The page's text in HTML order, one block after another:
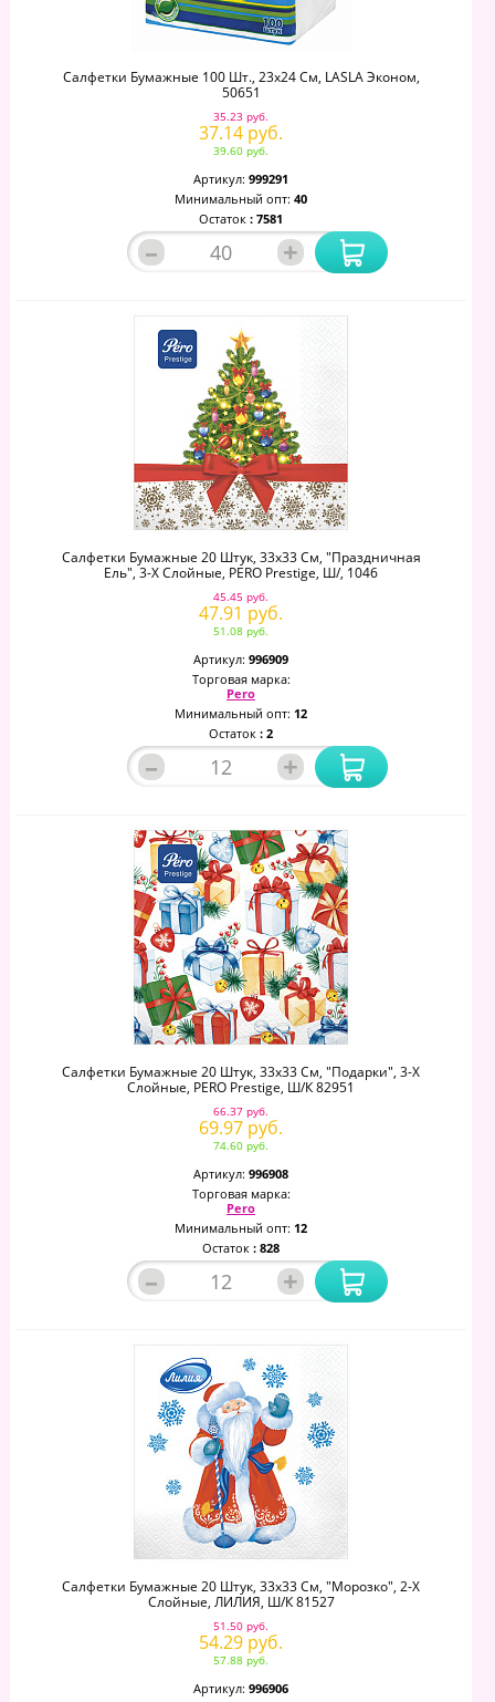
Салфетки Бумажные 100 Шт., 23х24 См, LASLA Эконом,
50651
35.23 руб.
37.14 руб.
39.60 руб.
Артикул: 999291
Минимальный опт: 40
Остаток : 7581
– +
Салфетки Бумажные 20 Штук, 33х33 См, "Праздничная
Ель", 3-Х Слойные, PERO Prestige, Ш/, 1046
45.45 руб.
47.91 руб.
51.08 руб.
Артикул: 996909
Торговая марка:
Pero
Минимальный опт: 12
Остаток : 2
– +
Салфетки Бумажные 20 Штук, 33х33 См, "Подарки", 3-Х
Слойные, PERO Prestige, Ш/к 82951
66.37 руб.
69.97 руб.
74.60 руб.
Артикул: 996908
Торговая марка:
Pero
Минимальный опт: 12
Остаток : 828
– +
Салфетки Бумажные 20 Штук, 33х33 См, "Морозко", 2-Х
Слойные, ЛИЛИЯ, Ш/к 81527
51.50 руб.
54.29 руб.
57.88 руб.
Артикул: 996906